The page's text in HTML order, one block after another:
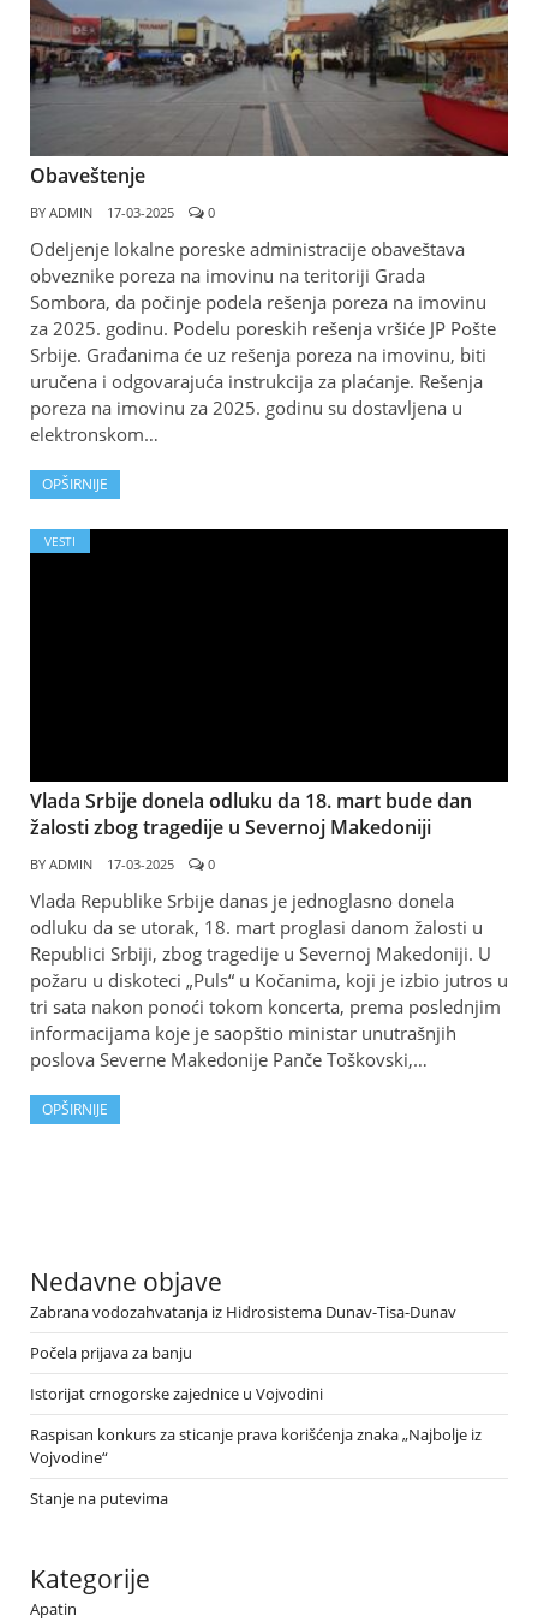
Obaveštenje
BY ADMIN 17-03-2025 0
Odeljenje lokalne poreske administracije obaveštava
obveznike poreza na imovinu na teritoriji Grada
Sombora, da počinje podela rešenja poreza na imovinu
za 2025. godinu. Podelu poreskih rešenja vršiće JP Pošte
Srbije. Građanima će uz rešenja poreza na imovinu, biti
uručena i odgovarajuća instrukcija za plaćanje. Rešenja
poreza na imovinu za 2025. godinu su dostavljena u
elektronskom…
OPŠIRNIJE
VESTI
Vlada Srbije donela odluku da 18. mart bude dan
žalosti zbog tragedije u Severnoj Makedoniji
BY ADMIN 17-03-2025 0
Vlada Republike Srbije danas je jednoglasno donela
odluku da se utorak, 18. mart proglasi danom žalosti u
Republici Srbiji, zbog tragedije u Severnoj Makedoniji. U
požaru u diskoteci „Puls“ u Kočanima, koji je izbio jutros u
tri sata nakon ponoći tokom koncerta, prema poslednjim
informacijama koje je saopštio ministar unutrašnjih
poslova Severne Makedonije Panče Toškovski,…
OPŠIRNIJE
Nedavne objave
Zabrana vodozahvatanja iz Hidrosistema Dunav-Tisa-Dunav
Počela prijava za banju
Istorijat crnogorske zajednice u Vojvodini
Raspisan konkurs za sticanje prava korišćenja znaka „Najbolje iz
Vojvodine“
Stanje na putevima
Kategorije
Apatin